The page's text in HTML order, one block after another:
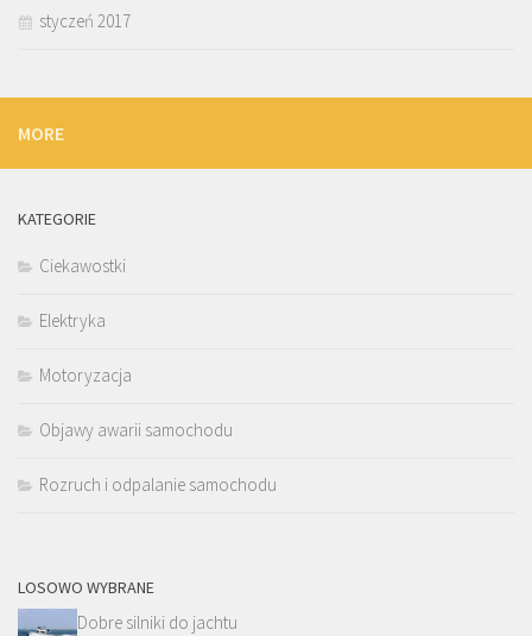
styczeń 2017
MORE
KATEGORIE
Ciekawostki
Elektryka
Motoryzacja
Objawy awarii samochodu
Rozruch i odpalanie samochodu
LOSOWO WYBRANE
Dobre silniki do jachtu